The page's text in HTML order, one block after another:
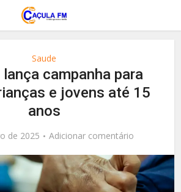
Saude
lança campanha para
e jovens até 15
anos
de 2025 Adicionar comentário